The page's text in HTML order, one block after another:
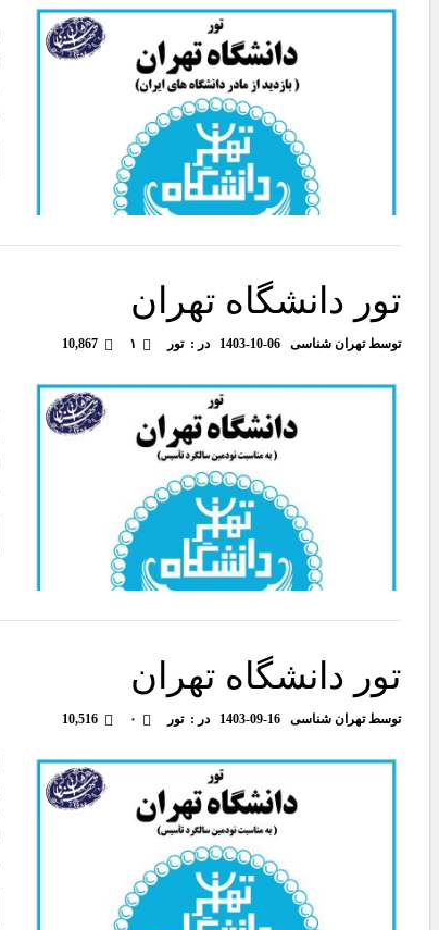
تور دانشگاه تهران
توسطتهران شناسی 1403-10-06 در :تور ۱ 10,867
تور دانشگاه تهران
توسطتهران شناسی 1403-09-16 در :تور ۰ 10,516